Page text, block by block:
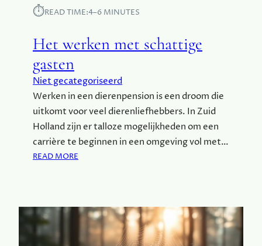
E
N
N
G
O
O
G
E
U
T
⏱︎READ TIME:4–6 MINUTES
Het werken met schattige
gasten
Niet gecategoriseerd
Werken in een dierenpension is een droom die
uitkomt voor veel dierenliefhebbers. In Zuid
Holland zijn er talloze mogelijkheden om een
carrière te beginnen in een omgeving vol met…
READ MORE
W